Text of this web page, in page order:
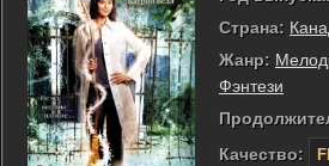
Страна:
Жанр:
Фэнтези
Качество: